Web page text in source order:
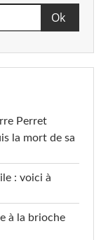
Perret
la mort de sa
: voici à
à la brioche